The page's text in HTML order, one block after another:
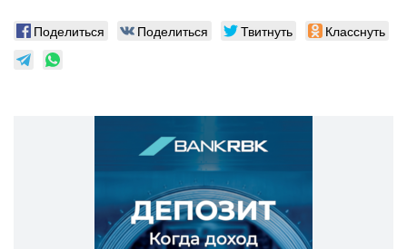
Поделиться Поделиться Твитнуть Класснуть